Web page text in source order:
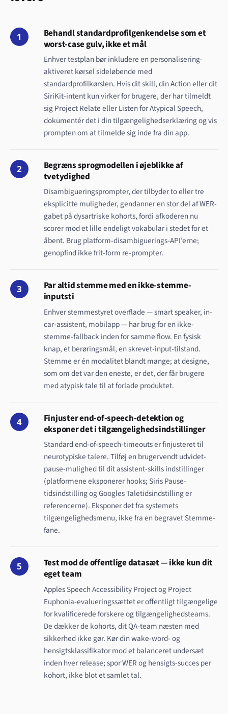
1
Behandl standardprofilgenkendelse som et
worst-case gulv, ikke et mål
Enhver testplan bør inkludere en personalisering-
aktiveret kørsel sideløbende med
standardprofilkørslen. Hvis dit skill, din Action eller dit
SiriKit-intent kun virker for brugere, der har tilmeldt
sig Project Relate eller Listen for Atypical Speech,
dokumentér det i din tilgængelighedserklæring og vis
prompten om at tilmelde sig inde fra din app.
2
Begræns sprogmodellen i øjeblikke af
tvetydighed
Disambigueringsprompter, der tilbyder to eller tre
eksplicitte muligheder, gendanner en stor del af WER-
gabet på dysartriske kohorts, fordi afkoderen nu
scorer mod et lille endeligt vokabular i stedet for et
åbent. Brug platform-disambiguerings-API’erne;
genopfind ikke frit-form re-prompter.
3
Par altid stemme med en ikke-stemme-
inputsti
Enhver stemmestyret overflade — smart speaker, in-
car-assistent, mobilapp — har brug for en ikke-
stemme-fallback inden for samme flow. En fysisk
knap, et berøringsmål, en skrevet-input-tilstand.
Stemme er én modalitet blandt mange; at designe,
som om det var den eneste, er det, der får brugere
med atypisk tale til at forlade produktet.
4
Finjuster end-of-speech-detektion og
eksponer det i tilgængelighedsindstillinger
Standard end-of-speech-timeouts er finjusteret til
neurotypiske talere. Tilføj en brugervendt udvidet-
pause-mulighed til dit assistent-skills indstillinger
(platformene eksponerer hooks; Siris Pause-
tidsindstilling og Googles Taletidsindstilling er
referencerne). Eksponer det fra systemets
tilgængeligheds­menu, ikke fra en begravet Stemme-
fane.
5
Test mod de offentlige datasæt — ikke kun dit
eget team
Apples Speech Accessibility Project og Project
Euphonia-evalueringssættet er offentligt tilgængelige
for kvalificerede forskere og tilgængelighedsteams.
De dækker de kohorts, dit QA-team næsten med
sikkerhed ikke gør. Kør din wake-word- og
hensigtsklassifikator mod et balanceret undersæt
inden hver release; spor WER og hensigts-succes per
kohort, ikke blot et samlet tal.